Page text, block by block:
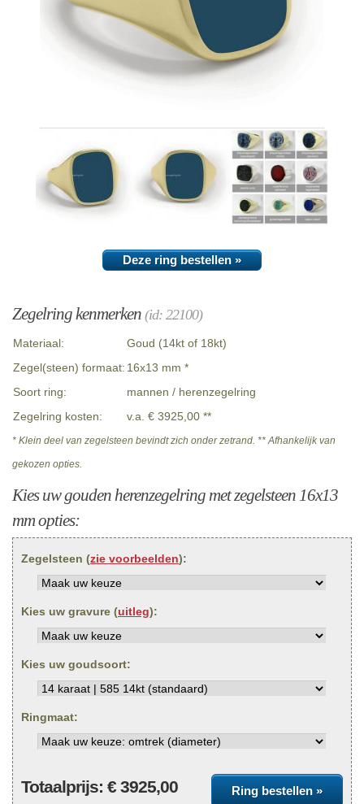
Deze ring bestellen »
Zegelring kenmerken (id: 22100)
Materiaal:
Goud (14kt of 18kt)
Zegel(steen) formaat: 16x13 mm *
Soort ring:
mannen / herenzegelring
Zegelring kosten:
v.a. € 3925,00 **
* Klein deel van zegelsteen bevindt zich onder zetrand. ** Afhankelijk van
gekozen opties.
Kies uw gouden herenzegelring met zegelsteen 16x13
mm opties:
Zegelsteen (zie voorbeelden):
Kies uw gravure (uitleg):
Kies uw goudsoort:
Ringmaat:
Ring bestellen »
Totaalprijs: €3925,00